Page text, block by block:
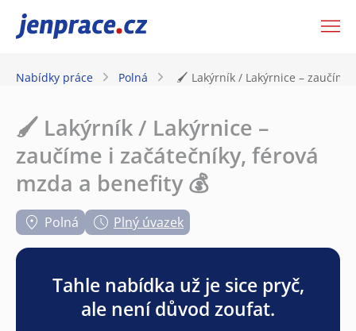
JenPráce.cz
Nabídky práce Polná 🖌️ Lakýrník / Lakýrnice –
🖌️ Lakýrník / Lakýrnice –
zaučíme i začátečníky, férová
mzda a benefity 💰
Polná Plný úvazek
Tahle nabídka už je sice pryč,
ale není důvod zoufat.